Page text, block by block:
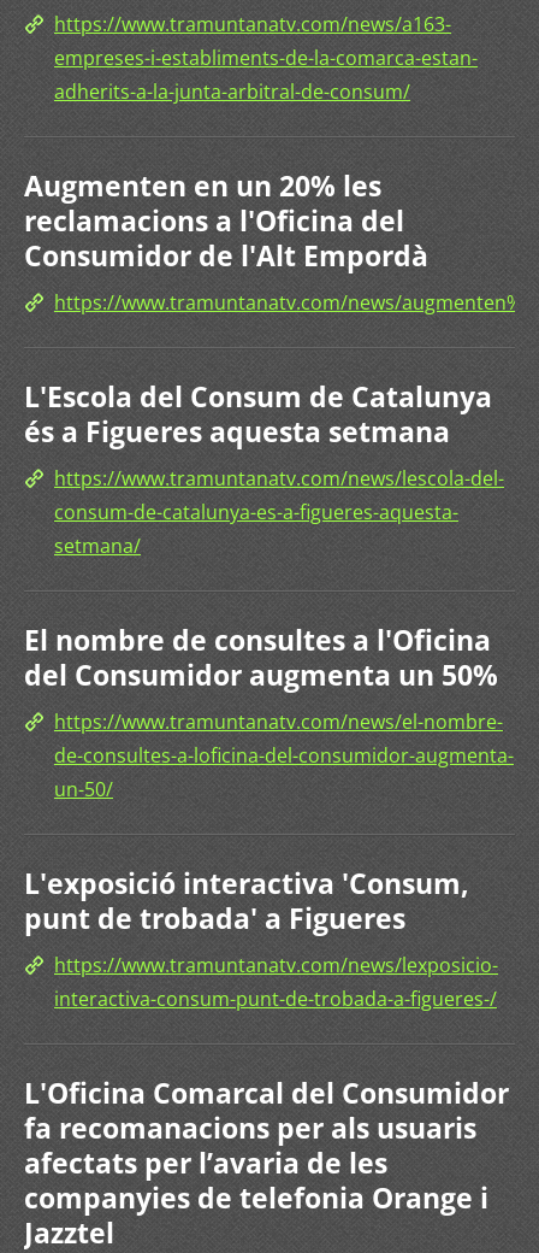
https://www.tramuntanatv.com/news/a163-
empreses-i-establiments-de-la-comarca-estan-
adherits-a-la-junta-arbitral-de-consum/
Augmenten en un 20% les
reclamacions a l'Oficina del
Consumidor de l'Alt Empordà
https://www.tramuntanatv.com/news/
L'Escola del Consum de Catalunya
és a Figueres aquesta setmana
https://www.tramuntanatv.com/news/lescola-del-
consum-de-catalunya-es-a-figueres-aquesta-
setmana/
El nombre de consultes a l'Oficina
del Consumidor augmenta un 50%
https://www.tramuntanatv.com/news/el-nombre-
de-consultes-a-loficina-del-consumidor-augmenta-
un-50/
L'exposició interactiva 'Consum,
punt de trobada' a Figueres
https://www.tramuntanatv.com/news/lexposicio-
interactiva-consum-punt-de-trobada-a-figueres-/
L'Oficina Comarcal del Consumidor
fa recomanacions per als usuaris
afectats per l’avaria de les
companyies de telefonia Orange i
Jazztel